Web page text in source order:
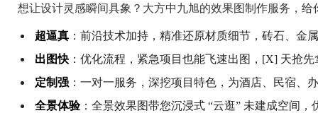
想让设计灵感瞬间具象？大方中九旭的效果图制作服务，给
超逼真 ：前沿技术加持，精准还原材质细节，砖石、金
出图快 ：优化流程，紧急项目也能飞速出图，[X] 天抢
定制强 ：一对一服务，深挖项目特色，为酒店、民宿、
全景体验：全景效果图带您沉浸式 “云逛” 未建成空间，